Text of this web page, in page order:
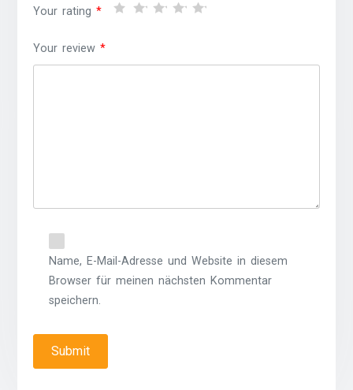
Your rating*
Your review*
Name, E-Mail-Adresse und Website in diesem
Browser für meinen nächsten Kommentar
speichern.